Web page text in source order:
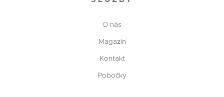
O nás
Magazín
Kontakt
Pobočky